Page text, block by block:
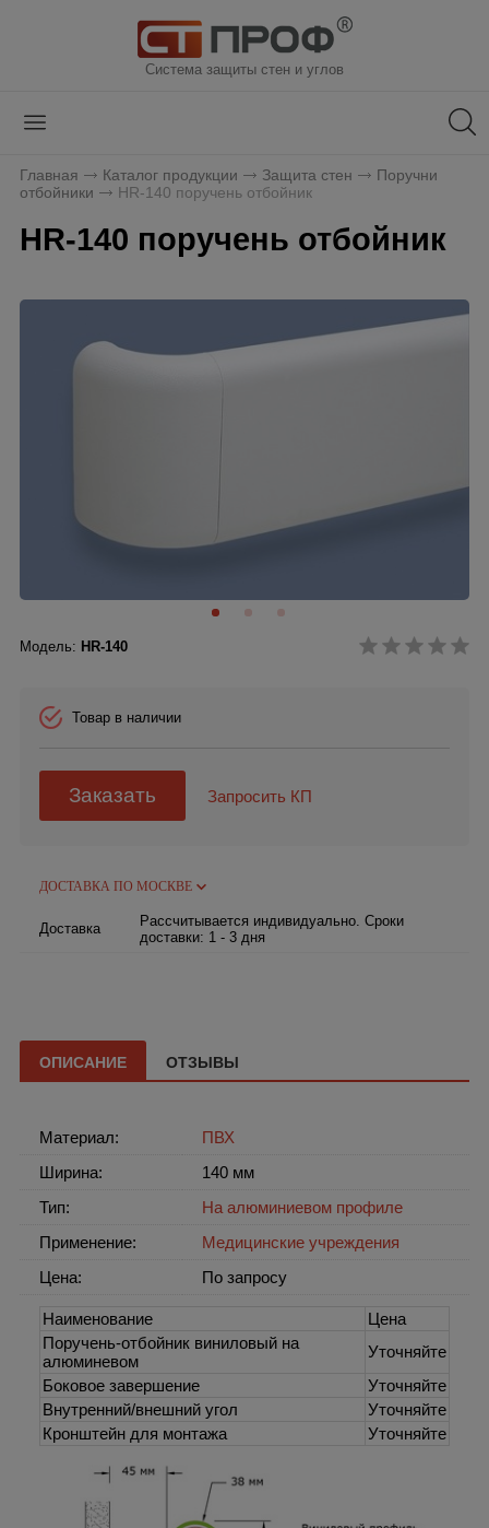
Система защиты стен и углов
Главная Каталог продукции Защита стен
Поручни
отбойники
HR-140 поручень отбойник
HR-140 поручень отбойник
Модель: HR-140
Товар в наличии
Заказать Запросить КП
ДОСТАВКА ПО МОСКВЕ
Доставка
Рассчитывается индивидуально. Сроки
доставки: 1 - 3 дня
ОПИСАНИЕ ОТЗЫВЫ
Материал:
ПВХ
Ширина:
140 мм
Тип:
На алюминиевом профиле
Применение:
Медицинские учреждения
Цена:
По запросу
Наименование
Цена
Поручень-отбойник виниловый на
алюминевом
Уточняйте
Боковое завершение
Уточняйте
Внутренний/внешний угол
Уточняйте
Кронштейн для монтажа
Уточняйте